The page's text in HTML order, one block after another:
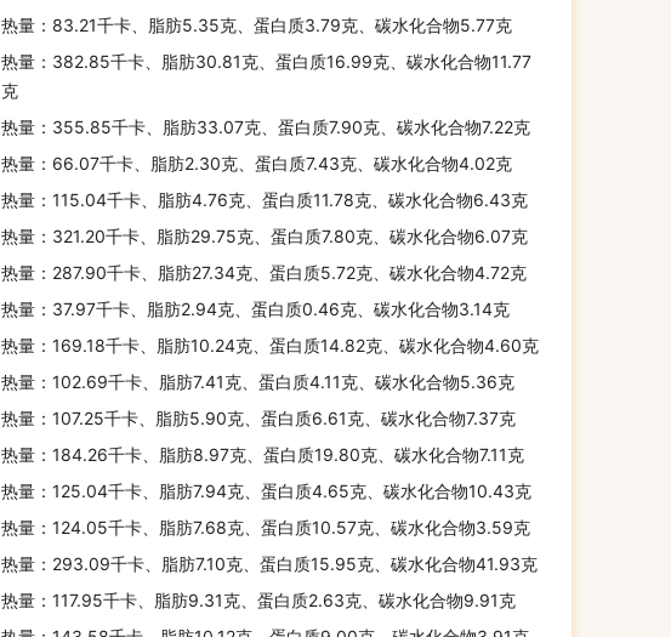
热量：83.21千卡、脂肪5.35克、蛋白质3.79克、碳水化合物5.77克
热量：382.85千卡、脂肪30.81克、蛋白质16.99克、碳水化合物11.77
克
热量：355.85千卡、脂肪33.07克、蛋白质7.90克、碳水化合物7.22克
热量：66.07千卡、脂肪2.30克、蛋白质7.43克、碳水化合物4.02克
热量：115.04千卡、脂肪4.76克、蛋白质11.78克、碳水化合物6.43克
热量：321.20千卡、脂肪29.75克、蛋白质7.80克、碳水化合物6.07克
热量：287.90千卡、脂肪27.34克、蛋白质5.72克、碳水化合物4.72克
热量：37.97千卡、脂肪2.94克、蛋白质0.46克、碳水化合物3.14克
热量：169.18千卡、脂肪10.24克、蛋白质14.82克、碳水化合物4.60克
热量：102.69千卡、脂肪7.41克、蛋白质4.11克、碳水化合物5.36克
热量：107.25千卡、脂肪5.90克、蛋白质6.61克、碳水化合物7.37克
热量：184.26千卡、脂肪8.97克、蛋白质19.80克、碳水化合物7.11克
热量：125.04千卡、脂肪7.94克、蛋白质4.65克、碳水化合物10.43克
热量：124.05千卡、脂肪7.68克、蛋白质10.57克、碳水化合物3.59克
热量：293.09千卡、脂肪7.10克、蛋白质15.95克、碳水化合物41.93克
热量：117.95千卡、脂肪9.31克、蛋白质2.63克、碳水化合物9.91克